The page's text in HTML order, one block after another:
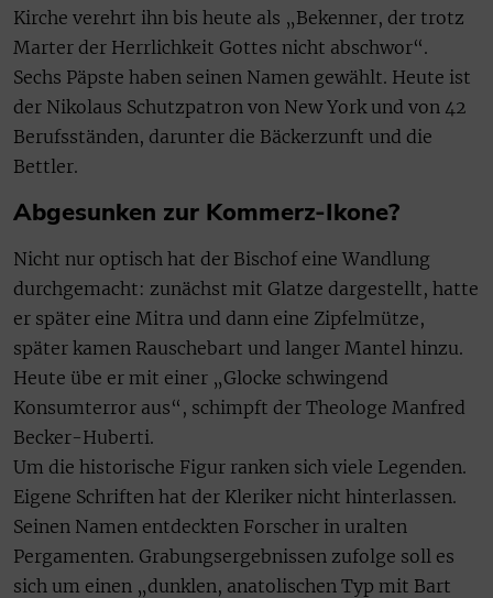
Kirche verehrt ihn bis heute als „Bekenner, der trotz
Marter der Herrlichkeit Gottes nicht abschwor“.
Sechs Päpste haben seinen Namen gewählt. Heute ist
der Nikolaus Schutzpatron von New York und von 42
Berufsständen, darunter die Bäckerzunft und die
Bettler.
Abgesunken zur Kommerz-Ikone?
Nicht nur optisch hat der Bischof eine Wandlung
durchgemacht: zunächst mit Glatze dargestellt, hatte
er später eine Mitra und dann eine Zipfelmütze,
später kamen Rauschebart und langer Mantel hinzu.
Heute übe er mit einer „Glocke schwingend
Konsumterror aus“, schimpft der Theologe Manfred
Becker-Huberti.
Um die historische Figur ranken sich viele Legenden.
Eigene Schriften hat der Kleriker nicht hinterlassen.
Seinen Namen entdeckten Forscher in uralten
Pergamenten. Grabungsergebnissen zufolge soll es
sich um einen „dunklen, anatolischen Typ mit Bart